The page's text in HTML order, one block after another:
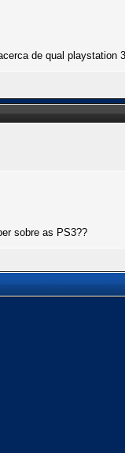
de qual playstation
sobre as PS3??